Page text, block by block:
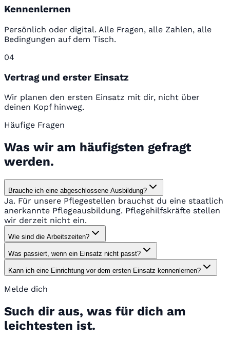
Kennenlernen
Persönlich oder digital. Alle Fragen, alle Zahlen, alle
Bedingungen auf dem Tisch.
04
Vertrag und erster Einsatz
Wir planen den ersten Einsatz mit dir, nicht über
deinen Kopf hinweg.
Häufige Fragen
Was wir am häufigsten gefragt
werden.
Brauche ich eine abgeschlossene Ausbildung?
Ja. Für unsere Pflegestellen brauchst du eine staatlich
anerkannte Pflegeausbildung. Pflegehilfskräfte stellen
wir derzeit nicht ein.
Wie sind die Arbeitszeiten?
Was passiert, wenn ein Einsatz nicht passt?
Kann ich eine Einrichtung vor dem ersten Einsatz kennenlernen?
Melde dich
Such dir aus, was für dich am
leichtesten ist.